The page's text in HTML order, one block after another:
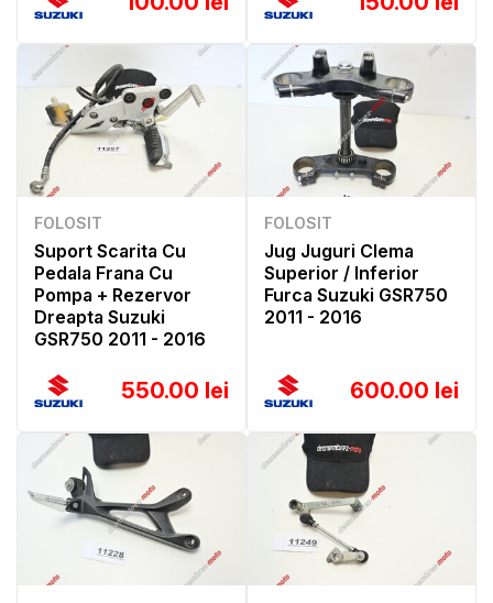
FOLOSIT
Suport Scarita Cu
Pedala Frana Cu
Pompa + Rezervor
Dreapta Suzuki
GSR750 2011 - 2016
550.00 lei
FOLOSIT
Jug Juguri Clema
Superior / Inferior
Furca Suzuki GSR750
2011 - 2016
600.00 lei